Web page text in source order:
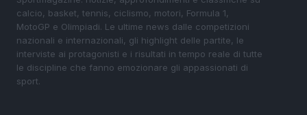
calcio, basket, tennis, ciclismo, motori, Formula 1,
MotoGP e Olimpiadi. Le ultime news dalle competizioni
nazionali e internazionali, gli highlight delle partite, le
interviste ai protagonisti e i risultati in tempo reale di tutte
le discipline che fanno emozionare gli appassionati di
sport.